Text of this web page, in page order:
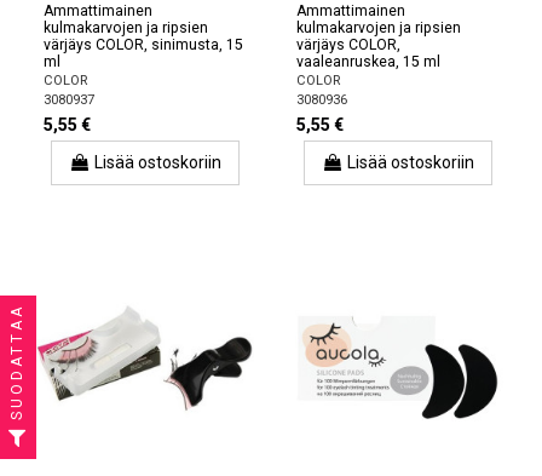
Ammattimainen
kulmakarvojen ja ripsien
värjäys COLOR, sinimusta, 15
ml
COLOR
3080937
5,55 €
Lisää ostoskoriin
Ammattimainen
kulmakarvojen ja ripsien
värjäys COLOR,
vaaleanruskea, 15 ml
COLOR
3080936
5,55 €
Lisää ostoskoriin
SUODATTAA